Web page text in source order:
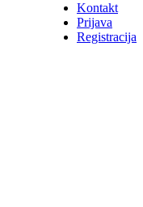
Kontakt
Prijava
Registracija